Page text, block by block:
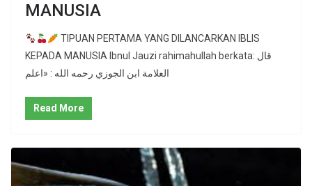
MANUSIA
TIPUAN PERTAMA YANG DILANCARKAN IBLIS
KEPADA MANUSIA Ibnul Jauzi rahimahullah berkata: ‏قال
العلامة ابن الجوزي رحمه الله : «اعلم
Read More